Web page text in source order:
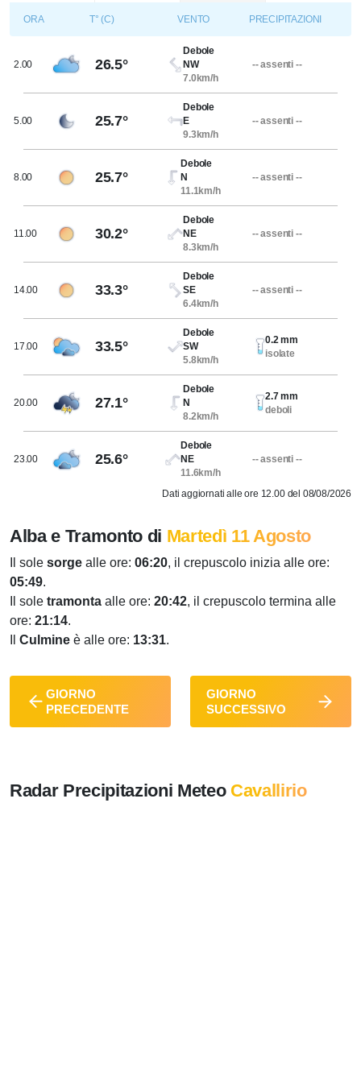
ORA T° (C) VENTO PRECIPITAZIONI
2.00 26.5°
Debole
NW
7.0km/h
-- assenti --
5.00 25.7°
Debole
E
9.3km/h
-- assenti --
8.00 25.7°
Debole
N
11.1km/h
-- assenti --
11.00 30.2°
Debole
NE
8.3km/h
-- assenti --
14.00 33.3°
Debole
SE
6.4km/h
-- assenti --
17.00 33.5°
Debole
SW
5.8km/h
0.2 mm
isolate
20.00 27.1°
Debole
N
8.2km/h
2.7 mm
deboli
23.00 25.6°
Debole
NE
11.6km/h
-- assenti --
Dati aggiornati alle ore 12.00 del 08/08/2026
Alba e Tramonto di Martedì 11 Agosto
Il sole sorge alle ore: 06:20, il crepuscolo inizia alle ore:
05:49.
Il sole tramonta alle ore: 20:42, il crepuscolo termina alle
ore: 21:14.
Culmine è alle ore: 13:31.
GIORNO
PRECEDENTE
GIORNO
SUCCESSIVO
Radar Precipitazioni Meteo Cavallirio